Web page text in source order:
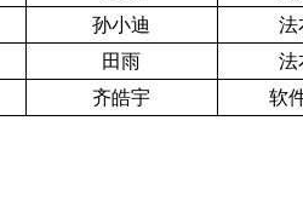
孙小迪
法
田雨
法
齐皓宇 软